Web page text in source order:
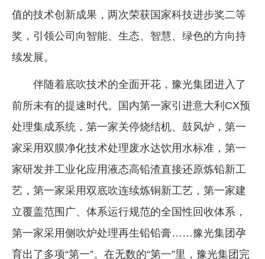
值的技术创新成果，两次荣获国家科技进步奖二等
奖，引领公司向智能、生态、智慧、绿色的方向持
续发展。
伴随着底吹技术的全面开花，豫光集团进入了
前所未有的提速时代。国内第一家引进意大利CX预
处理集成系统，第一家关停烧结机、鼓风炉，第一
家采用双膜净化技术处理废水达饮用水标准，第一
家研发并工业化应用液态高铅渣直接还原炼铅新工
艺，第一家采用双底吹连续炼铜新工艺，第一家建
立覆盖范围广、体系运行规范的全国性回收体系，
第一家采用侧吹炉处理再生铅铅膏……豫光集团孕
育出了多项“第一”。在无数的“第一”里，豫光集团完